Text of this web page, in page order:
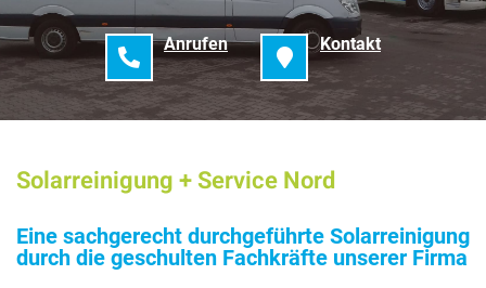
Anrufen Kontakt
Solarreinigung + Service Nord
Eine sachgerecht durchgeführte Solarreinigung
durch die geschulten Fachkräfte unserer Firma